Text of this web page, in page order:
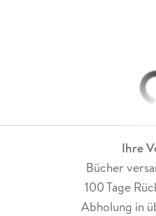
Ihre
Bücher
100 Tage
Abholung in